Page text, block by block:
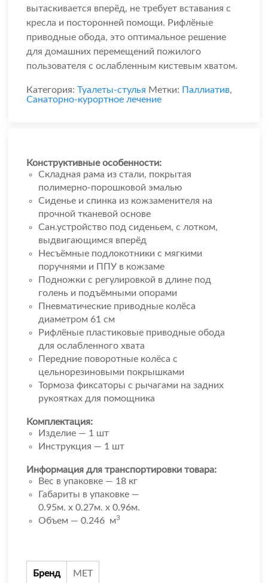
вытаскивается вперёд, не требует вставания с
кресла и посторонней помощи. Рифлёные
приводные обода, это оптимальное решение
для домашних перемещений пожилого
пользователя с ослабленным кистевым хватом.
Категория: Туалеты-стулья Метки: Паллиатив,
Санаторно-курортное лечение
Конструктивные особенности:
Складная рама из стали, покрытая
полимерно-порошковой эмалью
Сиденье и спинка из кожзаменителя на
прочной тканевой основе
Сан.устройство под сиденьем, с лотком,
выдвигающимся вперёд
Несъёмные подлокотники с мягкими
поручнями и ППУ в кожзаме
Подножки с регулировкой в длине под
голень и подъёмными опорами
Пневматические приводные колёса
диаметром 61 см
Рифлёные пластиковые приводные обода
для ослабленного хвата
Передние поворотные колёса с
цельнорезиновыми покрышками
Тормоза фиксаторы с рычагами на задних
рукоятках для помощника
Комплектация:
Изделие — 1 шт
Инструкция — 1 шт
Информация для транспортировки товара:
Вес в упаковке — 18 кг
Габариты в упаковке —
0.95м. x 0.27м. x 0.96м.
Объем — 0.246 м3
Бренд МЕТ